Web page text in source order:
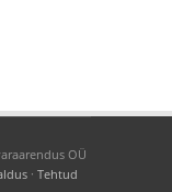
OÜ
· Tehtud